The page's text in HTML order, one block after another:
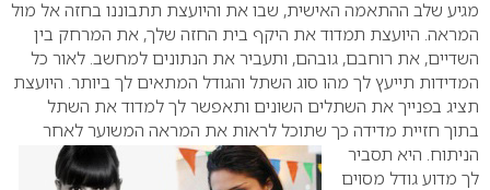
מגיע שלב ההתאמה האישית, שבו את והיועצת תתבוננו בחזה אל מול
המראה. היועצת תמדוד את היקף בית החזה שלך, את המרחק בין
השדיים, את רוחבם, גובהם, ותעביר את הנתונים למחשב. לאור כל
המדידות תייעץ לך מהו סוג השתל והגודל המתאים לך ביותר. היועצת
תציג בפנייך את השתלים השונים ותאפשר לך למדוד את השתל
בתוך חזיית מדידה כך שתוכל לראות את המראה המשוער לאחר
הניתוח. היא תסביר
לך מדוע גודל מסוים